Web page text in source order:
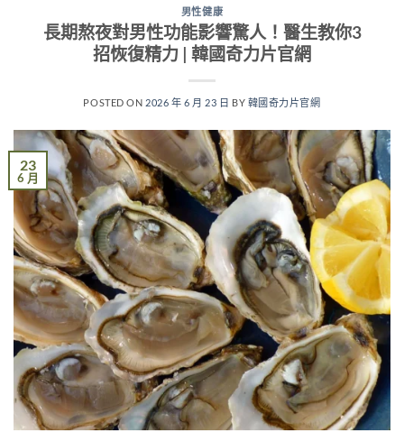
男性健康
長期熬夜對男性功能影響驚人！醫生教你3
招恢復精力 | 韓國奇力片官網
POSTED ON 2026 年 6 月 23 日 BY 韓國奇力片官網
23
6 月